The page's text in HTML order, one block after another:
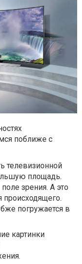
поближе с
телевизионной
площадь.
зрения. А это
происходящего.
погружается в
картинки